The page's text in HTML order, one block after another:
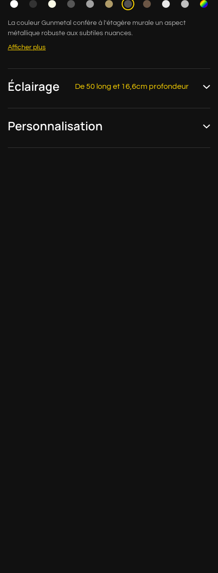
La couleur Gunmetal confère à l'étagère murale un aspect
métallique robuste aux subtiles nuances.
Afficher plus
Éclairage De 50 long et 16,6cm profondeur
Personnalisation